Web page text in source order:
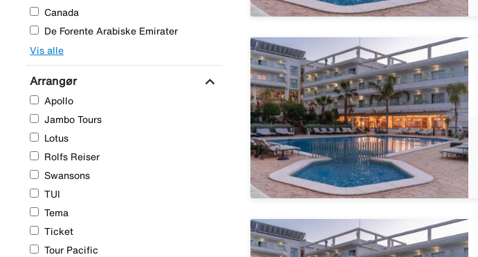
Canada
De Forente Arabiske Emirater
Vis alle
Arrangør expand_more
Apollo
Jambo Tours
Lotus
Rolfs Reiser
Swansons
TUI
Tema
Ticket
Tour Pacific